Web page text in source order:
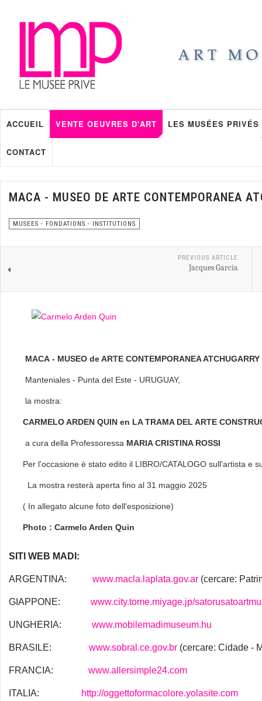
ACCUEIL VENTE OEUVRES D'ART LES MUSÉES PRIVÉS
CONTACT
MACA - MUSEO DE ARTE CONTEMPORANEA
MUSEES - FONDATIONS - INSTITUTIONS
PREVIOUS ARTICLE
Jacques Garcia
MACA - MUSEO de ARTE CONTEMPORANEA ATCHUGARRY
Manteniales - Punta del Este - URUGUAY,
la mostra:
CARMELO ARDEN QUIN en LA TRAMA DEL ARTE
a cura della Professoressa MARIA CRISTINA ROSSI
Per l'occasione è stato edito il LIBRO/CATALOGO sull'artista e
La mostra resterà aperta fino al 31
( In allegato alcune foto dell'esposizione)
Photo : Carmelo Arden Quin
SITI WEB MADI:
ARGENTINA: www.macla.laplata.gov.ar (cercare:
GIAPPONE: www.city.tome.miyage.jp/
UNGHERIA: www.mobilemadimuseum.hu
BRASILE: www.sobral.ce.gov.br (cercare: Cidade -
FRANCIA: www.allersimple24.com
ITALIA: http://oggettoformacolore.yolasite.com